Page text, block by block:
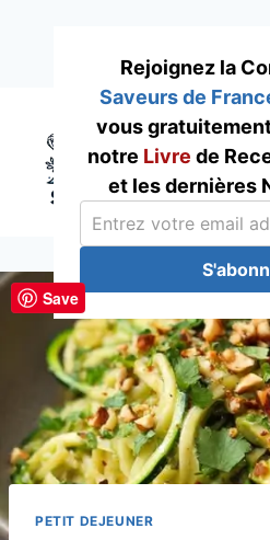
content
PETIT DEJEUNER
Rejoignez la
Saveurs de
vous
notre Livre de
et les dernières
Save